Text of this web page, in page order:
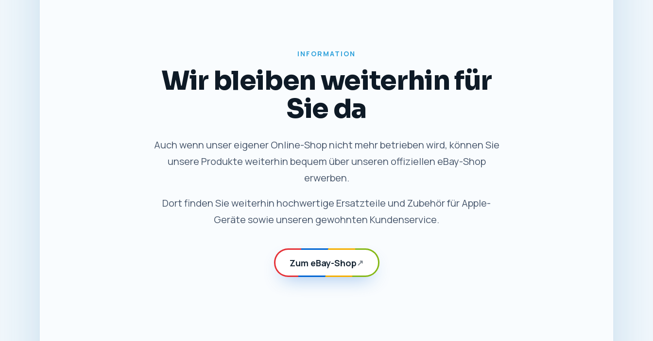
INFORMATION
Wir bleiben weiterhin für
Sie da
Auch wenn unser eigener Online-Shop nicht mehr betrieben wird, können Sie
unsere Produkte weiterhin bequem über unseren offiziellen eBay-Shop
erwerben.
Dort finden Sie weiterhin hochwertige Ersatzteile und Zubehör für Apple-
Geräte sowie unseren gewohnten Kundenservice.
Zum eBay-Shop↗